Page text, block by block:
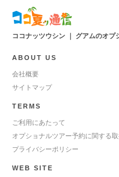
ココナッツウシン ｜ グアムのオプ
ABOUT US
会社概要
サイトマップ
TERMS
ご利用にあたって
オプショナルツアー予約に関する
プライバシーポリシー
WEB SITE